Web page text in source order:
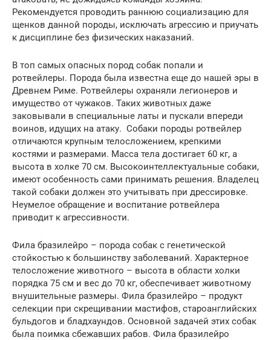
Рекомендуется проводить раннюю социализацию для
щенков данной породы, исключать агрессию и приучать
к дисциплине без физических наказаний.
В топ самых опасных пород собак попали и
ротвейлеры. Порода была известна еще до нашей эры в
Древнем Риме. Ротвейлеры охраняли легионеров и
имущество от чужаков. Таких животных даже
заковывали в специальные латы и пускали впереди
воинов, идущих на атаку. Собаки породы ротвейлер
отличаются крупным телосложением, крепкими
костями и размерами. Масса тела достигает 60 кг, а
высота в холке 70 см. Высокоинтеллектуальные собаки,
имеют особенность сами принимать решения. Владелец
такой собаки должен это учитывать при дрессировке.
Неумелое обращение и воспитание ротвейлера
приводит к агрессивности.
Фила бразилейро – порода собак с генетической
стойкостью к большинству заболеваний. Характерное
телосложение животного – высота в области холки
порядка 75 см и вес до 70 кг, обеспечивает животному
внушительные размеры. Фила бразилейро – продукт
селекции при скрещивании мастифов, староанглийских
бульдогов и бладхаундов. Основной задачей этих собак
была поимка сбежавших рабов. Фила бразилейро